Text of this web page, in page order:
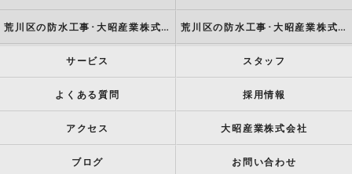
荒川区の防水工事･大昭産業株式会社の評判 荒川区の防水工事･大昭産業株式会社のお客様の声
サービス スタッフ
よくある質問 採用情報
アクセス 大昭産業株式会社
ブログ お問い合わせ